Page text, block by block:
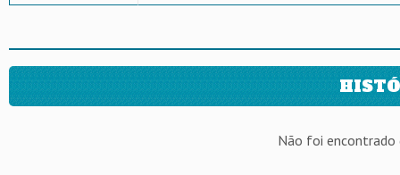
Não foi encontrado